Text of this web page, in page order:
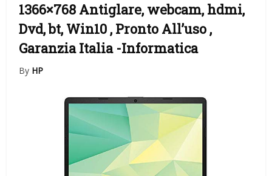
1366×768 Antiglare, webcam, hdmi,
Dvd, bt, Win10 , Pronto All’uso ,
Garanzia Italia -Informatica
By HP